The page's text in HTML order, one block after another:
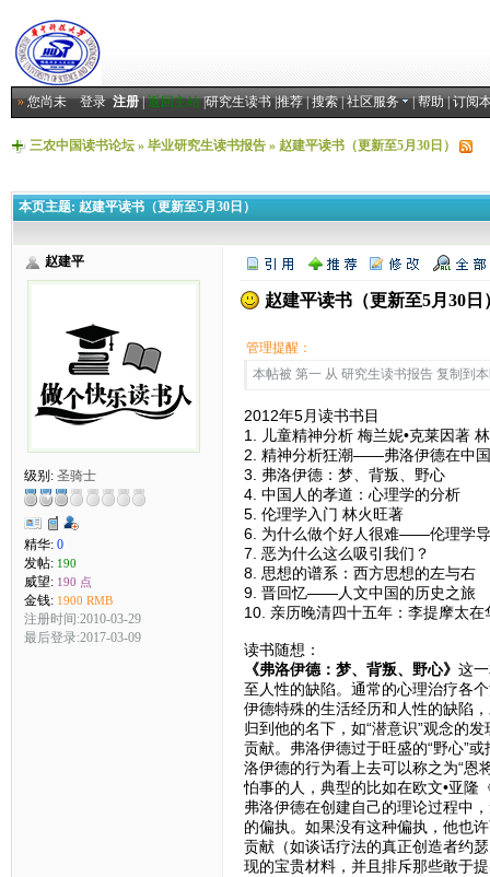
»您尚未登录 注册|返回主站|研究生读书|推荐|搜索|社区服务 |帮助|订阅
三农中国读书论坛» 毕业研究生读书报告» 赵建平读书（更新至5月30日）
本页主题: 赵建平读书（更新至5月30日）
赵建平
级别: 圣骑士
精华: 0
发帖: 190
威望: 190 点
金钱: 1900 RMB
注册时间:2010-03-29
最后登录:2017-03-09
赵建平读书（更新至5月30日
管理提醒：
本帖被 第一 从 研究生读书报告 复制到
2012年5月读书书目
1. 儿童精神分析 梅兰妮•克莱因著
2. 精神分析狂潮——弗洛伊德在中国
3. 弗洛伊德：梦、背叛、野心
4. 中国人的孝道：心理学的分析
5. 伦理学入门 林火旺著
6. 为什么做个好人很难——伦理学
7. 恶为什么这么吸引我们？
8. 思想的谱系：西方思想的左与右
9. 晋回忆——人文中国的历史之旅
10. 亲历晚清四十五年：李提摩太在
读书随想：
《弗洛伊德：梦、背叛、野心》 这
至人性的缺陷。通常的心理治疗各
伊德特殊的生活经历和人性的缺陷
归到他的名下，如“潜意识”观念的
贡献。弗洛伊德过于旺盛的“野心”
洛伊德的行为看上去可以称之为“恩
怕事的人，典型的比如在欧文•亚隆
弗洛伊德在创建自己的理论过程中
的偏执。如果没有这种偏执，他也
贡献（如谈话疗法的真正创造者约
现的宝贵材料，并且排斥那些敢于